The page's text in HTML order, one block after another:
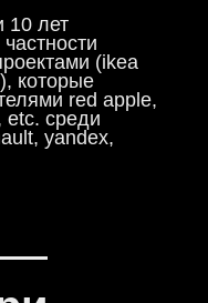
10 лет
(ikea
которые
red apple,
etc. среди
yandex,